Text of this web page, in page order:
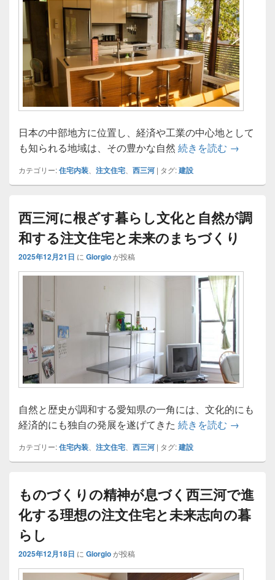
日本の中部地方に位置し、経済や工業の中心地として
も知られる地域は、その豊かな自然 続きを読む 西三河で
→
カテゴリー:住宅内装、 注文住宅、 西三河 | タグ:建設
西三河に根ざす暮らし文化と自然が調
和する注文住宅と未来のまちづくり
2025年12月21日 に Giorgioが投稿
自然と歴史が調和する愛知県の一角には、文化的にも
経済的にも独自の発展を遂げてきた 続きを読む 西三河に
→
カテゴリー:住宅内装 注文住宅 西三河 | タグ:建設
ものづくりの精神が息づく西三河で進
化する理想の注文住宅と未来志向の暮
らし
2025年12月18日 に Giorgioが投稿